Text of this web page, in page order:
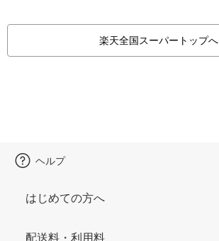
楽天全国スーパートップへ
ヘルプ
はじめての方へ
配送料・利用料